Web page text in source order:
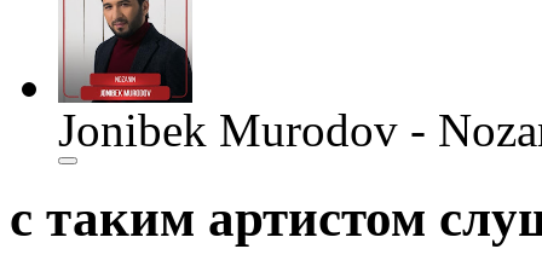
Jonibek Murodov -
с таким артистом